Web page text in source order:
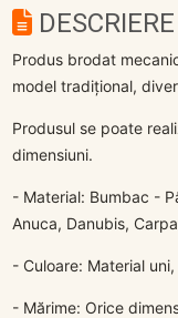
DESCRIERE
Produs brodat
model tradițional,
Produsul se poate
dimensiuni.
- Material: Bumbac -
Anuca, Danubis,
- Culoare: Material
- Mărime: Orice